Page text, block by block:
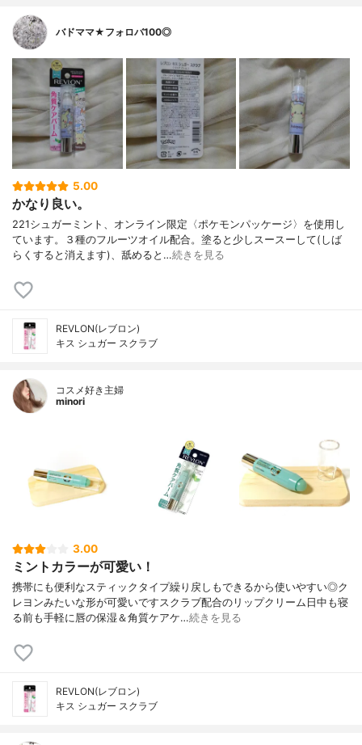
バドママ★フォロバ100◎
5.00
かなり良い。
221シュガーミント、オンライン限定〈ポケモンパッケージ〉を使用し
ています。３種のフルーツオイル配合。塗ると少しスースーして(しば
らくすると消えます)、舐めると…続きを見る
REVLON(レブロン)
キス シュガー スクラブ
コスメ好き主婦
minori
3.00
ミントカラーが可愛い！
携帯にも便利なスティックタイプ繰り戻しもできるから使いやすい◎ク
レヨンみたいな形が可愛いですスクラブ配合のリップクリーム日中も寝
る前も手軽に唇の保湿＆角質ケアケ…続きを見る
REVLON(レブロン)
キス シュガー スクラブ